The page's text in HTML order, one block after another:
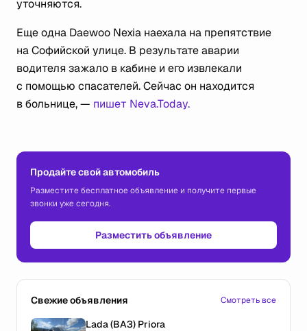
уточняются.
Еще одна Daewoo Nexia наехала на препятствие
на Софийской улице. В результате аварии
водителя зажало в кабине и его извлекали
с помощью спасателей. Сейчас он находится
в больнице, — пишет Neva.Today.
Продайте свой автомобиль
Разместите бесплатное объявление и получите первые
звонки уже сегодня.
Разместить объявление
Свежие объявления Смотреть все
Lada (ВАЗ) Priora